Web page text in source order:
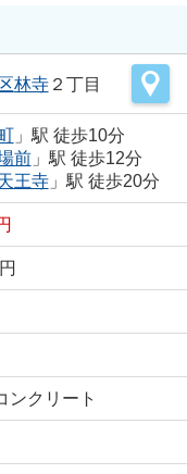
林寺２丁目
」駅 徒歩10分
前」駅 徒歩12分
王寺」駅 徒歩20分
ンクリート